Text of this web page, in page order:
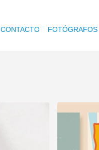
CONTACTO FOTÓGRAFOS